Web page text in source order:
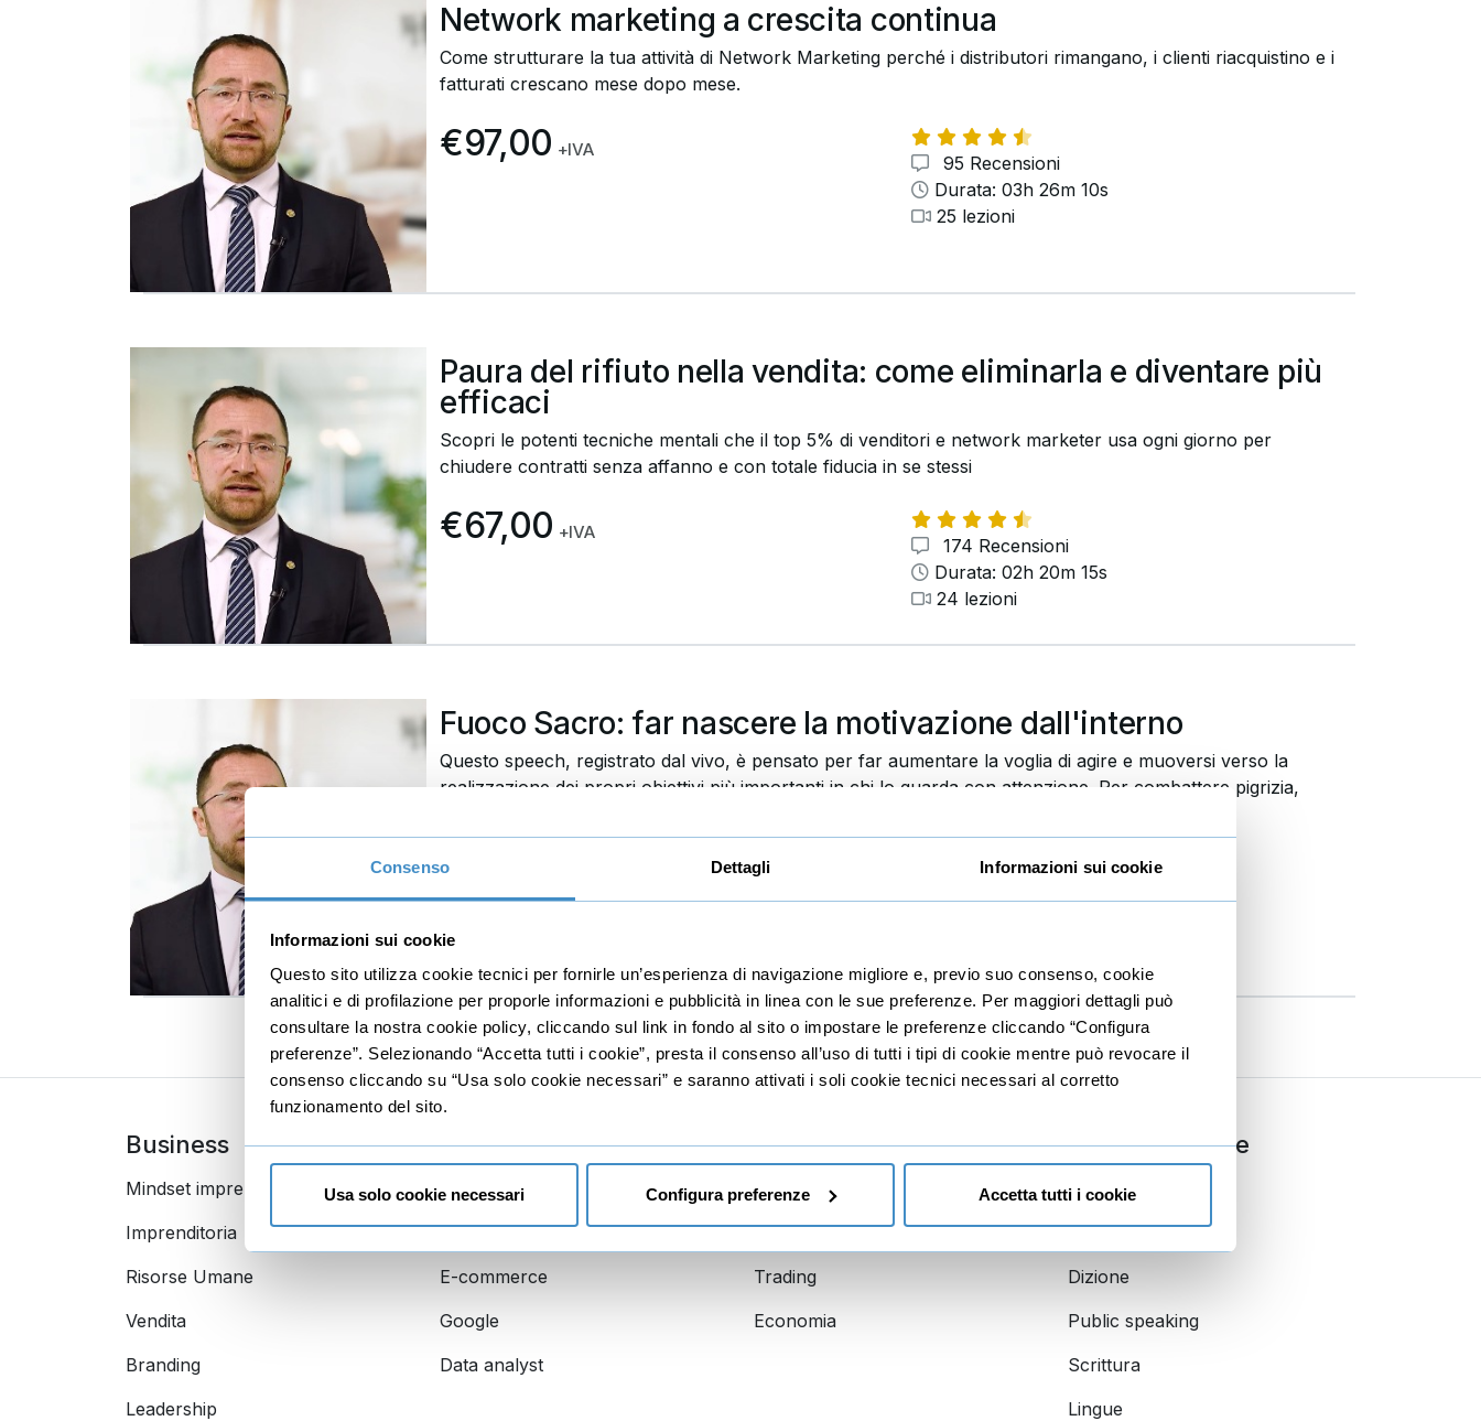
Consenso Dettagli Informazioni sui cookie
Informazioni sui cookie
Questo sito utilizza cookie tecnici per fornirle un’esperienza di navigazione migliore e, previo suo consenso, cookie
analitici e di profilazione per proporle informazioni e pubblicità in linea con le sue preferenze. Per maggiori dettagli può
consultare la nostra cookie policy, cliccando sul link in fondo al sito o impostare le preferenze cliccando “Configura
preferenze”. Selezionando “Accetta tutti i cookie”, presta il consenso all’uso di tutti i tipi di cookie mentre può revocare il
consenso cliccando su “Usa solo cookie necessari” e saranno attivati i soli cookie tecnici necessari al corretto
funzionamento del sito.
Usa solo cookie necessari Configura preferenze Accetta tutti i cookie
Network marketing a crescita continua
Come strutturare la tua attività di Network Marketing perché i distributori rimangano, i clienti riacquistino e i
fatturati crescano mese dopo mese.
€97,00 +IVA
95 Recensioni
Durata: 03h 26m 10s
25 lezioni
Paura del rifiuto nella vendita: come eliminarla e diventare più
efficaci
Scopri le potenti tecniche mentali che il top 5% di venditori e network marketer usa ogni giorno per
chiudere contratti senza affanno e con totale fiducia in se stessi
€67,00 +IVA
174 Recensioni
Durata: 02h 20m 15s
24 lezioni
Fuoco Sacro: far nascere la motivazione dall'interno
Questo speech, registrato dal vivo, è pensato per far aumentare la voglia di agire e muoversi verso la
realizzazione dei propri obiettivi più importanti in chi lo guarda con attenzione. Per combattere pigrizia,
€97,00
Business
Mindset imprenditoriale
Imprenditoria
Risorse Umane
Vendita
Branding
Leadership
Digital marketing
Seo
Social media manager
E-commerce
Google
Data analyst
Educazione finanziaria
Investimenti
Finanza
Trading
Economia
Comunicazione
Copywriting
PNL
Dizione
Public speaking
Scrittura
Lingue